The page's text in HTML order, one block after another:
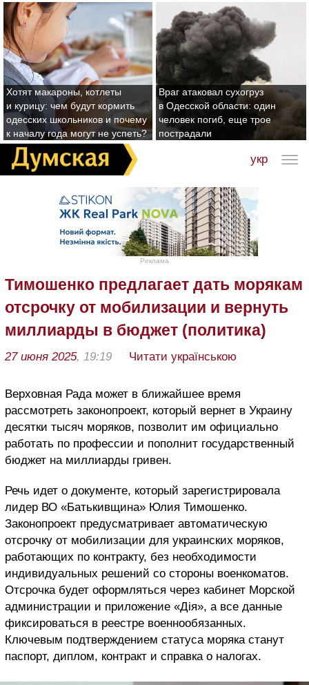
Хотят макароны, котлеты
и курицу: чем будут кормить
одесских школьников и почему
к началу года могут не успеть?
Враг атаковал сухогруз
в Одесской области: один
человек погиб, еще трое
пострадали
укр
Реклама
Тимошенко предлагает дать морякам
отсрочку от мобилизации и вернуть
миллиарды в бюджет (политика)
27 июня 2025, 19:19 Читати українською
Верховная Рада может в ближайшее время
рассмотреть законопроект, который вернет в Украину
десятки тысяч моряков, позволит им официально
работать по профессии и пополнит государственный
бюджет на миллиарды гривен.
Речь идет о документе, который зарегистрировала
лидер ВО «Батькивщина» Юлия Тимошенко.
Законопроект предусматривает автоматическую
отсрочку от мобилизации для украинских моряков,
работающих по контракту, без необходимости
индивидуальных решений со стороны военкоматов.
Отсрочка будет оформляться через кабинет Морской
администрации и приложение «Дія», а все данные
фиксироваться в реестре военнообязанных.
Ключевым подтверждением статуса моряка станут
паспорт, диплом, контракт и справка о налогах.